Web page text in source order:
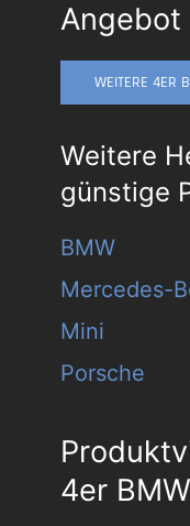
Angebot
WEITERE 4ER
Weitere
günstige
BMW
Mercedes-
Mini
Porsche
4er BMW